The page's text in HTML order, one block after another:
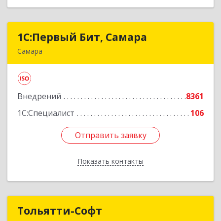
1С:Первый Бит, Самара
Самара
Внедрений
8361
1С:Специалист
106
Отправить заявку
Показать контакты
1С:Первый Бит, Самара
Подробнее
Отправить заявку
Назад
Тольятти-Софт